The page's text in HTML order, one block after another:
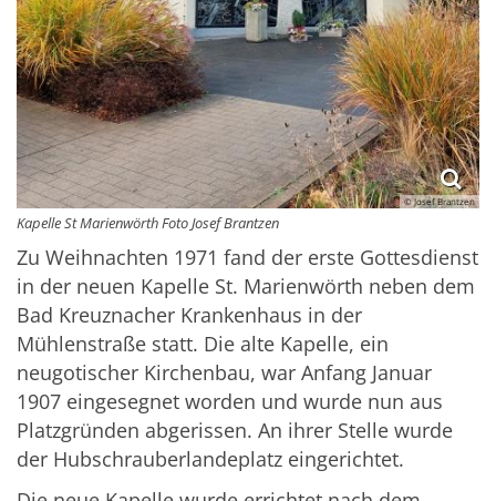
© Josef Brantzen
Kapelle St Marienwörth Foto Josef Brantzen
Zu Weihnachten 1971 fand der erste Gottesdienst
in der neuen Kapelle St. Marienwörth neben dem
Bad Kreuznacher Krankenhaus in der
Mühlenstraße statt. Die alte Kapelle, ein
neugotischer Kirchenbau, war Anfang Januar
1907 eingesegnet worden und wurde nun aus
Platzgründen abgerissen. An ihrer Stelle wurde
der Hubschrauberlandeplatz eingerichtet.